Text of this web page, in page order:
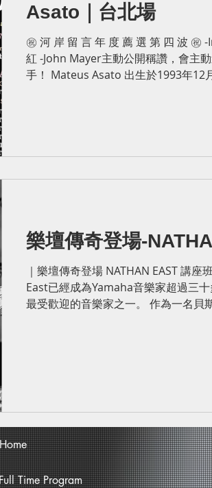
Asato｜台北場
㊗ 河 岸 留 言 年 度 薦 選 第 四 波 ㊗
紅 -John Mayer主動公開稱讚，會主
手！ Mateus Asato 出生於1993年12
樂壇傳奇登場-
｜樂壇傳奇登場 NATHAN EAST 講座班及演奏會 Nathan
East已經成為Yamaha音樂家超過三
最受歡迎的音樂家之一。 作為一名貝
Time Program